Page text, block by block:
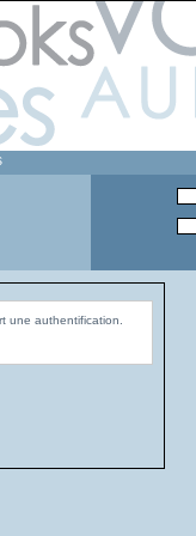
une authentification.